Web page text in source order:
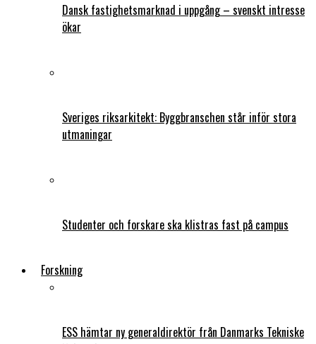
Dansk fastighetsmarknad i uppgång – svenskt intresse
ökar
Sveriges riksarkitekt: Byggbranschen står inför stora
utmaningar
Studenter och forskare ska klistras fast på campus
Forskning
ESS hämtar ny generaldirektör från Danmarks Tekniske